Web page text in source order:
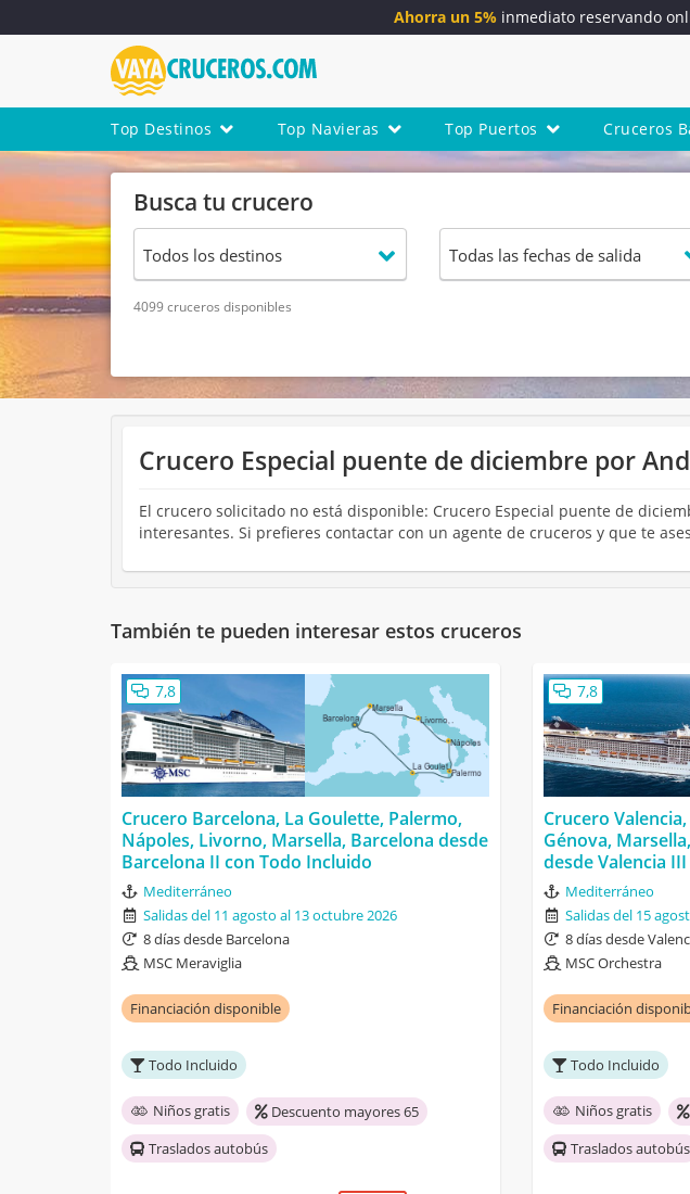
Ahorra un 5% inmediato reservando
Top Destinos Top Navieras Top Puertos Cruceros
Busca tu crucero
4099 cruceros disponibles
Crucero Especial puente de diciembre por
El crucero solicitado no está disponible: Crucero Especial puente de
interesantes. Si prefieres contactar con un agente de cruceros y que te
También te pueden interesar estos cruceros
7,8
Crucero Barcelona, La Goulette, Palermo,
Nápoles, Livorno, Marsella, Barcelona desde
Barcelona II con Todo Incluido
Mediterráneo
Salidas del 11 agosto al 13 octubre 2026
8 días desde Barcelona
MSC Meraviglia
Financiación disponible
Todo Incluido
Niños gratis
Descuento mayores 65
Traslados autobús
7,8
Crucero
Génova,
desde Valencia
Mediterráneo
Salidas del 15
8 días desde
MSC Orchestra
Financiación
Todo Incluido
Niños gratis
Traslados autobús